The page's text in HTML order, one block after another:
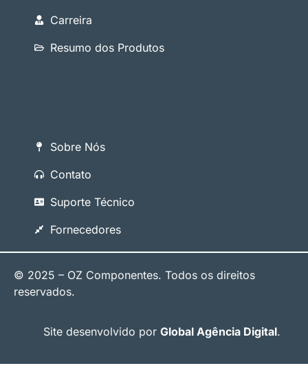
Carreira
Resumo dos Produtos
Sobre Nós
Contato
Suporte Técnico
Fornecedores
© 2025 – OZ Componentes. Todos os direitos
reservados.
Site desenvolvido por Global Agência Digital.